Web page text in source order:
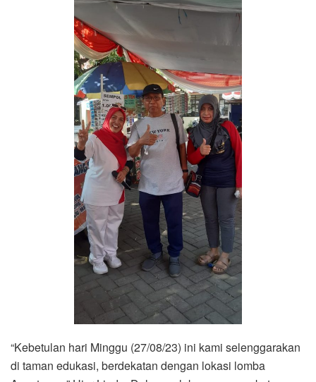
“Kebetulan hari Minggu (27/08/23) ini kami selenggarakan
di taman edukasi, berdekatan dengan lokasi lomba